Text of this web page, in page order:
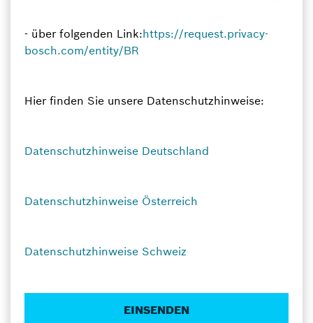
- über folgenden Link:https://request.privacy-
bosch.com/entity/BR
Hier finden Sie unsere Datenschutzhinweise:
Datenschutzhinweise Deutschland
Datenschutzhinweise Österreich
Datenschutzhinweise Schweiz